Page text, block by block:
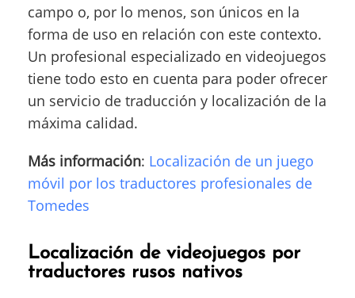
campo o, por lo menos, son únicos en la
forma de uso en relación con este contexto.
Un profesional especializado en videojuegos
tiene todo esto en cuenta para poder ofrecer
un servicio de traducción y localización de la
máxima calidad.
Más información: Localización de un juego
móvil por los traductores profesionales de
Tomedes
Localización de videojuegos por
traductores rusos nativos